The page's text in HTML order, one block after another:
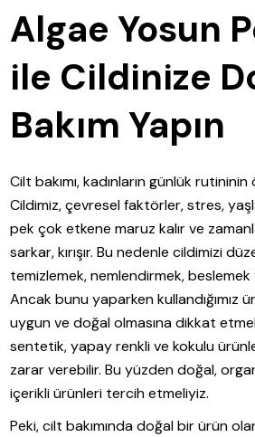
Algae Yosun
ile Cildinize
Bakım Yapın
Cilt bakımı, kadınların günlük
Cildimiz, çevresel faktörler, stres,
pek çok etkene maruz kalır ve
sarkar, kırışır. Bu nedenle cildimizi
temizlemek, nemlendirmek,
Ancak bunu yaparken kullandığımız
uygun ve doğal olmasına dikkat
sentetik, yapay renkli ve kokulu
zarar verebilir. Bu yüzden doğal,
içerikli ürünleri tercih etmeliyiz.
Peki, cilt bakımında doğal bir ürün